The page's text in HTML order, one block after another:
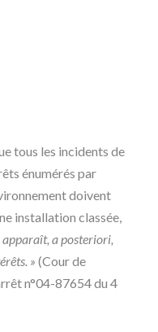
tous les incidents de
énumérés par
doivent
installation classée,
apparaît, a posteriori,
» (Cour de
n°04-87654 du 4